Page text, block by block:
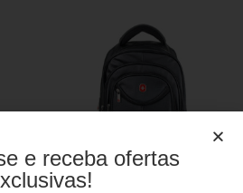
e receba ofertas